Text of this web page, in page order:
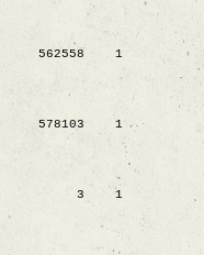
562558
1
578103
1
3
1